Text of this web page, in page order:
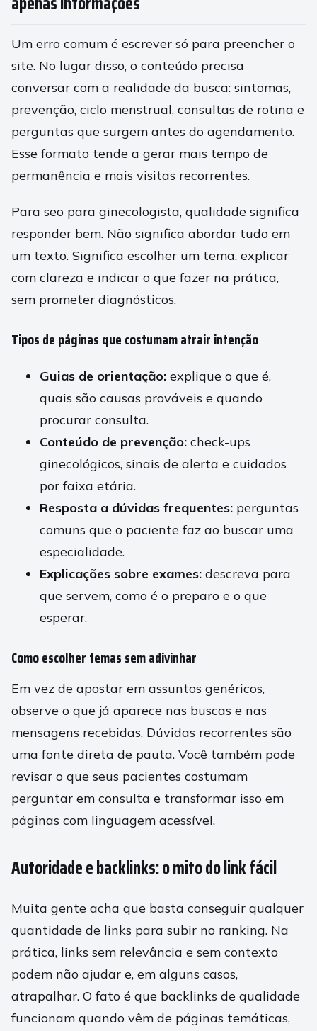
Um erro comum é escrever só para preencher o
site. No lugar disso, o conteúdo precisa
conversar com a realidade da busca: sintomas,
prevenção, ciclo menstrual, consultas de rotina e
perguntas que surgem antes do agendamento.
Esse formato tende a gerar mais tempo de
permanência e mais visitas recorrentes.
Para seo para ginecologista, qualidade significa
responder bem. Não significa abordar tudo em
um texto. Significa escolher um tema, explicar
com clareza e indicar o que fazer na prática,
sem prometer diagnósticos.
Tipos de páginas que costumam atrair intenção
Guias de orientação: explique o que é,
quais são causas prováveis e quando
procurar consulta.
Conteúdo de prevenção: check-ups
ginecológicos, sinais de alerta e cuidados
por faixa etária.
Resposta a dúvidas frequentes: perguntas
comuns que o paciente faz ao buscar uma
especialidade.
Explicações sobre exames: descreva para
que servem, como é o preparo e o que
esperar.
Como escolher temas sem adivinhar
Em vez de apostar em assuntos genéricos,
observe o que já aparece nas buscas e nas
mensagens recebidas. Dúvidas recorrentes são
uma fonte direta de pauta. Você também pode
revisar o que seus pacientes costumam
perguntar em consulta e transformar isso em
páginas com linguagem acessível.
Autoridade e backlinks: o mito do link fácil
Muita gente acha que basta conseguir qualquer
quantidade de links para subir no ranking. Na
prática, links sem relevância e sem contexto
podem não ajudar e, em alguns casos,
atrapalhar. O fato é que backlinks de qualidade
funcionam quando vêm de páginas temáticas,